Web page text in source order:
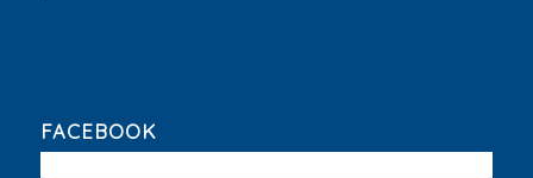
FACEBOOK